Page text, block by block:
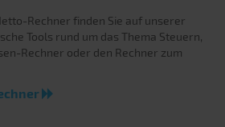
Rechner finden Sie auf unserer
Tools rund um das Thema Steuern,
Rechner oder den Rechner zum